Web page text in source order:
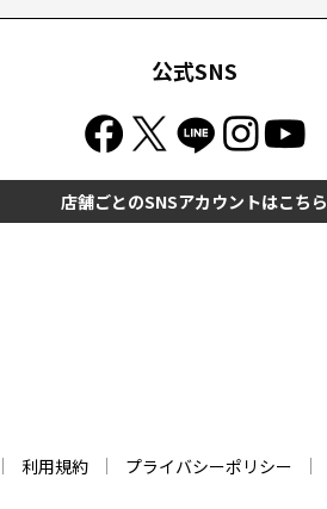
公式SNS
店舗ごとのSNSアカウントはこちら
利用規約 プライバシーポリシー